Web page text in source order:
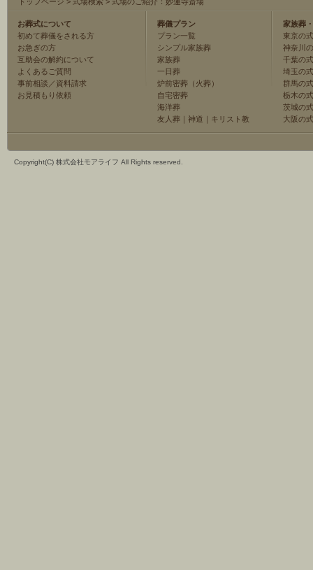
お葬式について
初めて葬儀をされる方
お急ぎの方
互助会の解約について
よくあるご質問
事前相談／資料請求
お見積もり依頼
葬儀プラン
プラン一覧
シンプル家族葬
家族葬
一日葬
炉前密葬（火葬）
自宅密葬
海洋葬
友人葬 ｜ 神道 ｜ キリスト教
家族葬
東京の
神奈川
千葉の
埼玉の
群馬の
栃木の
茨城の
大阪の
Copyright(C) 株式会社モアライフ All Rights reserved.